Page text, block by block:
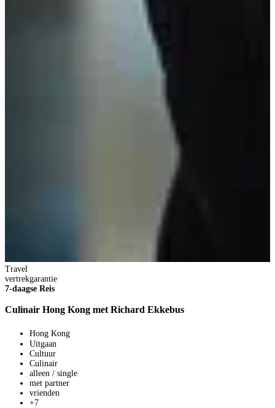
Travel
vertrekgarantie
7-daagse Reis
Culinair Hong Kong met Richard Ekkebus
Hong Kong
Uitgaan
Cultuur
Culinair
alleen / single
met partner
vrienden
+7